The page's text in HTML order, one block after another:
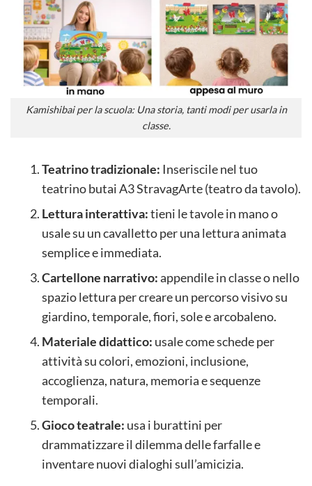
Kamishibai per la scuola: Una storia, tanti modi per usarla in
classe.
Teatrino tradizionale: Inseriscile nel tuo
teatrino butai A3 StravagArte (teatro da tavolo).
Lettura interattiva:tieni le tavole in mano o
usale su un cavalletto per una lettura animata
semplice e immediata.
Cartellone narrativo:appendile in classe o nello
spazio lettura per creare un percorso visivo su
giardino, temporale, fiori, sole e arcobaleno.
Materiale didattico: usale come schede per
attività su colori, emozioni, inclusione,
accoglienza, natura, memoria e sequenze
temporali.
Gioco teatrale: usa i burattini per
drammatizzare il dilemma delle farfalle e
inventare nuovi dialoghi sull’amicizia.